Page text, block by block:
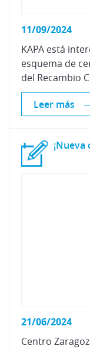
11/09/2024
KAPA está
esquema de
Leer más
¡Nueva
21/06/2024
Centro